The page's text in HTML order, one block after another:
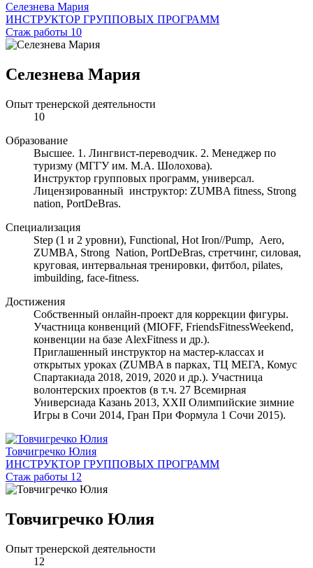
Селезнева Мария
ИНСТРУКТОР ГРУППОВЫХ ПРОГРАММ
Стаж работы 10
Селезнева Мария
Опыт тренерской деятельности
10
Образование
Высшее. 1. Лингвист-переводчик. 2. Менеджер по
туризму (МГГУ им. М.А. Шолохова).
Инструктор групповых программ, универсал.
Лицензированный инструктор: ZUMBA fitness, Strong
nation, PortDeBras.
Специализация
Step (1 и 2 уровни), Functional, Hot Iron//Pump, Aero,
ZUMBA, Strong Nation, PortDeBras, стретчинг, силовая,
круговая, интервальная тренировки, фитбол, pilates,
imbuilding, face-fitness.
Достижения
Собственный онлайн-проект для коррекции фигуры.
Участница конвенций (MIOFF, FriendsFitnessWeekend,
конвенции на базе AlexFitness и др.).
Приглашенный инструктор на мастер-классах и
открытых уроках (ZUMBA в парках, ТЦ МЕГА, Комус
Спартакиада 2018, 2019, 2020 и др.). Участница
волонтерских проектов (в т.ч. 27 Всемирная
Универсиада Казань 2013, XXII Олимпийские зимние
Игры в Сочи 2014, Гран При Формула 1 Сочи 2015).
Товчигречко Юлия
ИНСТРУКТОР ГРУППОВЫХ ПРОГРАММ
Стаж работы 12
Товчигречко Юлия
Опыт тренерской деятельности
12